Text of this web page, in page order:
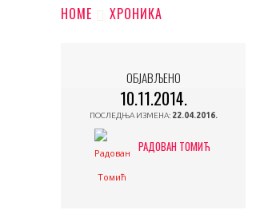
HOME ХРОНИКА
ОБЈАВЉЕНО
10.11.2014.
ПОСЛЕДЊА ИЗМЕНА: 22.04.2016.
РАДОВАН ТОМИЋ